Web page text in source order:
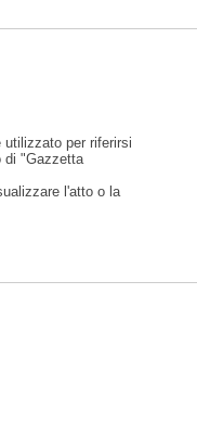
utilizzato per riferirsi
di "Gazzetta
l'atto o la